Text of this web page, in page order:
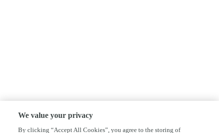
We value your privacy
By clicking “Accept All Cookies”, you agree to the storing of